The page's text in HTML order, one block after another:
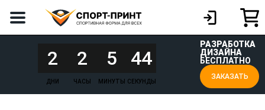
2
ДНИ
2
ЧАСЫ
5
МИНУТЫ
44
СЕКУНДЫ
РАЗРАБОТКА
ДИЗАЙНА
БЕСПЛАТНО
ЗАКАЗАТЬ